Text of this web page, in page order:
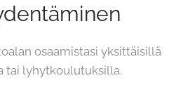
osaamistasi yksittäisillä
tai lyhytkoulutuksilla.